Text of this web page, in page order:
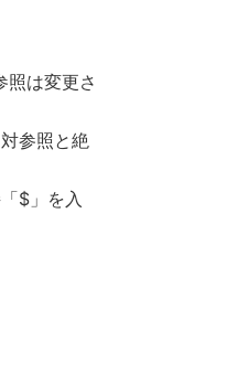
照は変更さ
参照と絶
$」を入